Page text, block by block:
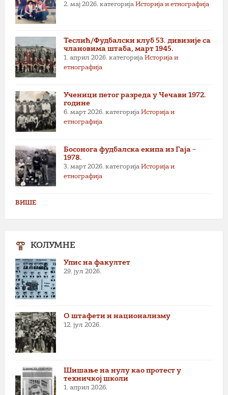
2. мај 2026. категорија Историја и етнографија
Теслић/Фудбалски клуб 53. дивизије са
члановима штаба, март 1945.
1. април 2026. категорија Историја и
етнографија
Ученици петог разреда у Чечави 1972.
године
6. март 2026. категорија Историја и
етнографија
Босонога фудбалска екипа из Гаја –
1978.
3. март 2026. категорија Историја и
етнографија
ВИШЕ
КОЛУМНЕ
Упис на факултет
29. јул 2026.
О штафети и национализму
12. јул 2026.
Шишање на нулу као протест у
техничкој школи
1. април 2026.